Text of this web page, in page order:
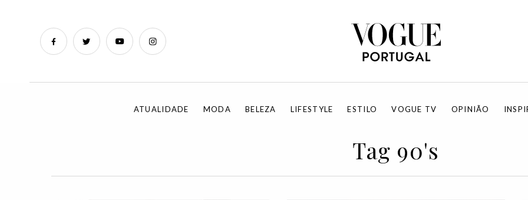
ATUALIDADE MODA BELEZA LIFESTYLE ESTILO VOGUE TV OPINIÃO
Tag 90's